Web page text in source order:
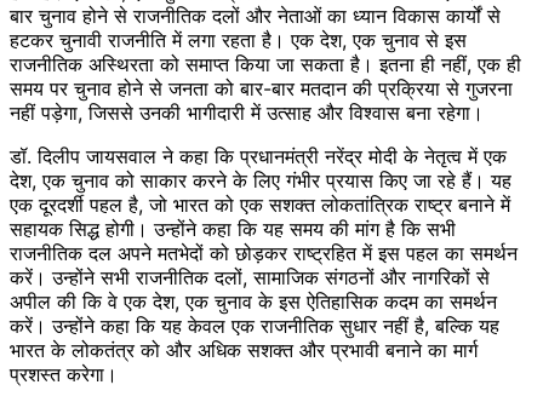
बार चुनाव होने से राजनीतिक दलों और नेताओं का ध्यान विकास कार्यों से
हटकर चुनावी राजनीति में लगा रहता है। एक देश, एक चुनाव से इस
राजनीतिक अस्थिरता को समाप्त किया जा सकता है। इतना ही नहीं, एक ही
समय पर चुनाव होने से जनता को बार-बार मतदान की प्रक्रिया से गुजरना
नहीं पड़ेगा, जिससे उनकी भागीदारी में उत्साह और विश्वास बना रहेगा।
डॉ. दिलीप जायसवाल ने कहा कि प्रधानमंत्री नरेंद्र मोदी के नेतृत्व में एक
देश, एक चुनाव को साकार करने के लिए गंभीर प्रयास किए जा रहे हैं। यह
एक दूरदर्शी पहल है, जो भारत को एक सशक्त लोकतांत्रिक राष्ट्र बनाने में
सहायक सिद्ध होगी। उन्होंने कहा कि यह समय की मांग है कि सभी
राजनीतिक दल अपने मतभेदों को छोड़कर राष्ट्रहित में इस पहल का समर्थन
करें। उन्होंने सभी राजनीतिक दलों, सामाजिक संगठनों और नागरिकों से
अपील की कि वे एक देश, एक चुनाव के इस ऐतिहासिक कदम का समर्थन
करें। उन्होंने कहा कि यह केवल एक राजनीतिक सुधार नहीं है, बल्कि यह
भारत के लोकतंत्र को और अधिक सशक्त और प्रभावी बनाने का मार्ग
प्रशस्त करेगा।